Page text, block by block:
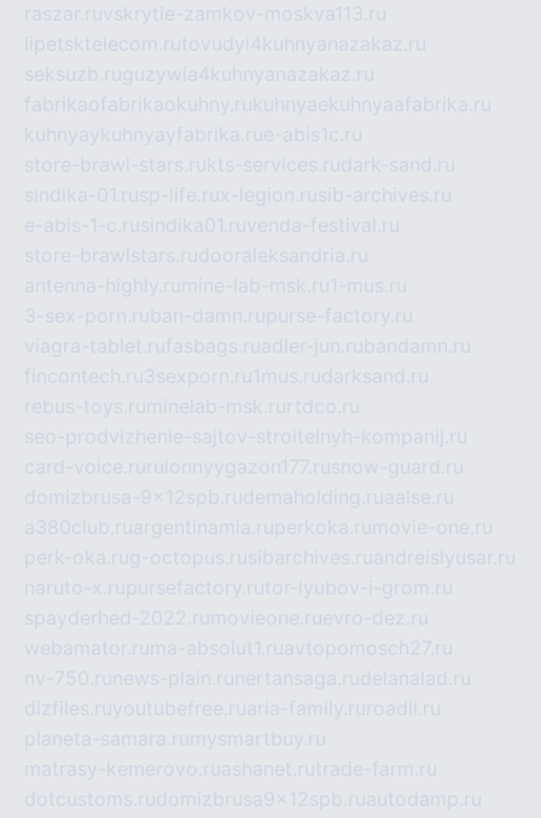
raszar.ruvskrytie-zamkov-moskva113.ru
lipetsktelecom.rutovudyi4kuhnyanazakaz.ru
seksuzb.ruguzywia4kuhnyanazakaz.ru
fabrikaofabrikaokuhny.rukuhnyaekuhnyaafabrika.ru
kuhnyaykuhnyayfabrika.rue-abis1c.ru
store-brawl-stars.rukts-services.rudark-sand.ru
sindika-01.rusp-life.rux-legion.rusib-archives.ru
e-abis-1-c.rusindika01.ruvenda-festival.ru
store-brawlstars.rudooraleksandria.ru
antenna-highly.ru mine-lab-msk.ru1-mus.ru
3-sex-porn.ruban-damn.rupurse-factory.ru
viagra-tablet.rufasbags.ruadler-jun.rubandamn.ru
fincontech.ru3sexporn.ru1mus.rudarksand.ru
rebus-toys.ru minelab-msk.ru rtdco.ru
seo-prodvizhenie-sajtov-stroitelnyh-kompanij.ru
card-voice.ru rulonnyygazon177.rusnow-guard.ru
domizbrusa-9x12spb.rudemaholding.ruaalse.ru
a380club.ruargentinamia.ruperkoka.ru movie-one.ru
perk-oka.rug-octopus.rusibarchives.ruandreislyusar.ru
naruto-x.rupursefactory.rutor-lyubov-i-grom.ru
spayderhed-2022.ru movieone.ruevro-dez.ru
webamator.ru ma-absolut1.ruavtopomosch27.ru
nv-750.ru news-plain.ru nertansaga.rudelanalad.ru
dizfiles.ruyoutubefree.ruaria-family.ru roadli.ru
planeta-samara.ru mysmartbuy.ru
matrasy-kemerovo.ruashanet.rutrade-farm.ru
dotcustoms.rudomizbrusa9x12spb.ruautodamp.ru